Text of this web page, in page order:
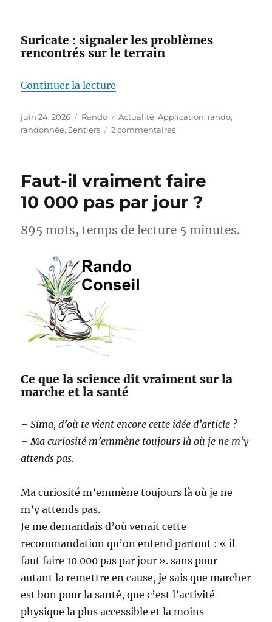
Suricate : signaler les problèmes
rencontrés sur le terrain
Continuer la lecture
Publié
le
juin 24, 2026 Catégories
Rando Étiquettes
Actualité,Application, rando,
randonnée,Sentiers 2 commentairessur
pour
des
avec
Faut-il vraiment faire
10 000 pas par jour ?
895 mots, temps de lecture 5 minutes.
Ce que la science dit vraiment sur la
marche et la santé
– Sima, d’où te vient encore cette idée d’article ?
– Ma curiosité m’emmène toujours là où je ne m’y
attends pas.
Ma curiosité m’emmène toujours là où je ne
m’y attends pas.
Je me demandais d’où venait cette
recommandation qu’on entend partout : « il
faut faire 10 000 pas par jour ». sans pour
autant la remettre en cause, je sais que marcher
est bon pour la santé, que c’est l’activité
physique la plus accessible et la moins